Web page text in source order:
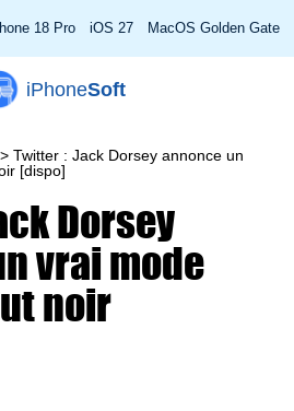
18 Pro iOS 27 MacOS Golden Gate
iPhoneSoft
> Twitter : Jack Dorsey annonce un
[dispo]
Dorsey
vrai mode
noir